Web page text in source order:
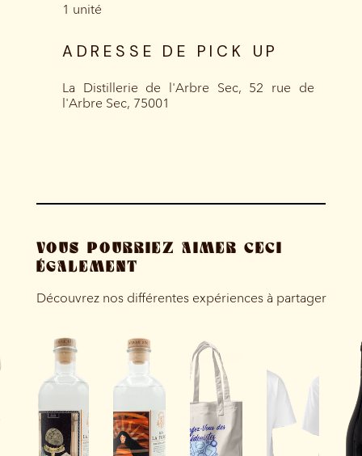
1 unité
ADRESSE DE PICK UP
La Distillerie de l'Arbre Sec, 52 rue de
l'Arbre Sec, 75001
VOUS POURRIEZ AIMER CECI
ÉGALEMENT
Découvrez nos différentes expériences à partager